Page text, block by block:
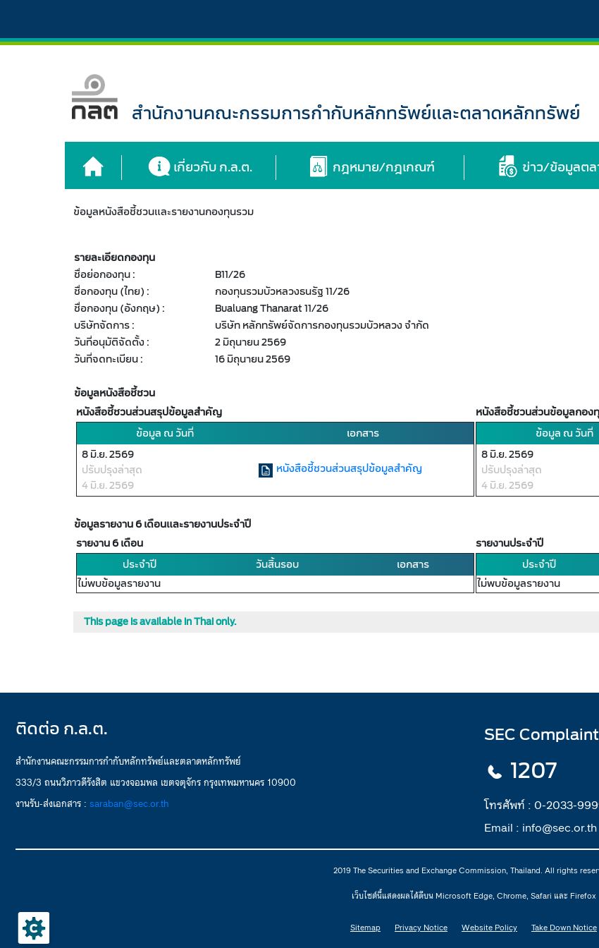
สำนักงานคณะกรรมการกำกับหลักทรัพย์และตลาดหลักทรัพย์
เกี่ยวกับ ก.ล.ต. กฎหมาย/กฎเกณฑ์ ข่าว/ข้อมูลต
ข้อมูลหนังสือชี้ชวนและรายงานกองทุนรวม
รายละเอียดกองทุน
ชื่อย่อกองทุน :
B11/26
ชื่อกองทุน (ไทย) :
กองทุนรวมบัวหลวงธนรัฐ 11/26
ชื่อกองทุน (อังกฤษ) :
Bualuang Thanarat 11/26
บริษัทจัดการ :
บริษัท หลักทรัพย์จัดการกองทุนรวมบัวหลวง จำกัด
วันที่อนุมัติจัดตั้ง :
2 มิถุนายน 2569
วันที่จดทะเบียน :
16 มิถุนายน 2569
ข้อมูลหนังสือชี้ชวน
หนังสือชี้ชวนส่วนสรุปข้อมูลสำคัญ
หนังสือชี้ชวนส่วนข้อมูลกอง
ข้อมูล ณ วันที่
เอกสาร
8 มิ.ย. 2569
ปรับปรุงล่าสุด
4 มิ.ย. 2569
หนังสือชี้ชวนส่วนสรุปข้อมูลสำคัญ
ข้อมูล ณ วันที่
8 มิ.ย. 2569
ปรับปรุงล่าสุด
4 มิ.ย. 2569
ข้อมูลรายงาน 6 เดือนและรายงานประจำปี
รายงาน 6 เดือน
รายงานประจำปี
ประจำปี
วันสิ้นรอบ
เอกสาร
ไม่พบข้อมูลรายงาน
ประจำปี
ไม่พบข้อมูลรายงาน
This page is available in Thai only.
ติดต่อ ก.ล.ต.
สำนักงานคณะกรรมการกำกับหลักทรัพย์และตลาดหลักทรัพย์
333/3 ถนนวิภาวดีรังสิต แขวงจอมพล เขตจตุจักร กรุงเทพมหานคร 10900
งานรับ-ส่งเอกสาร : saraban@sec.or.th
SEC
1207
โทรศัพท์ : 0-2033-
Email : info@sec.or.th
2019 The Securities and Exchange Commission, Thailand. All rights
เว็บไซต์นี้แสดงผลได้ดีบน Microsoft Edge, Chrome, Safari และ Firefox
Sitemap Privacy Notice Website Policy Take Down Notice